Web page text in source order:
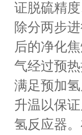
证脱硫精
除分两步
后的净化
气经过预
满足预加
升温以保
氢反应器